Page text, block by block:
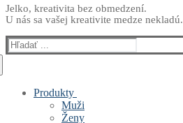
Jelko, kreativita bez obmedzení.
U nás sa vašej kreativite medze nekladú.
Hľadať:
Produkty
Muži
Ženy